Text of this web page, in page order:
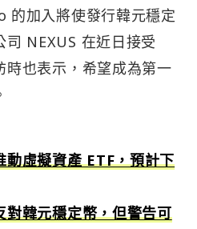
的加入將使發行韓元穩定
NEXUS 在近日接受
時也表示，希望成為第一
動虛擬資產 ETF，預計下
對韓元穩定幣，但警告可